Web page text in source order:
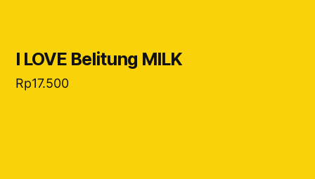
I LOVE Belitung MILK
Rp17.500